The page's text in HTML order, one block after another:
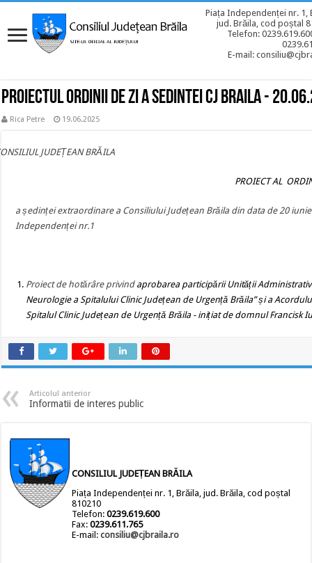
Piața Independenței nr. 1,
jud. Brăila, cod poștal
Telefon:
E-mail:
Proiectul ordinii de zi a sedintei CJ BRAILA -
Rica Petre 19.06.2025
JUDEȚEAN BRĂILA
AL ORDINII
a ședinței extraordinare a Consiliului Județean Brăila din data de 20
Independenței nr.1
Proiect de hotărâre privind aprobarea participării Unității
Neurologie a Spitalului Clinic Județean de Urgență Brăila”și a
Spitalul Clinic Județean de Urgență Brăila-inițiat de domnul Francisk
Articolul anterior
Informatii de interes public
CONSILIUL JUDEȚEAN BRĂILA
Piața Independenței nr. 1, Brăila, jud. Brăila, cod poștal
810210
Telefon:0239.619.600
Fax:0239.611.765
E-mail:consiliu@cjbraila.ro